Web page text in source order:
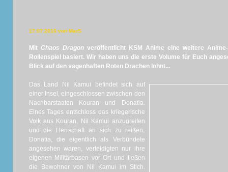
17.07.2016 von MarS
Mit Chaos Dragonveröffentlicht KSM Anime eine weitere
Rollenspiel basiert. Wir haben uns die erste Volume für Euch
Blick auf den sagenhaften Roten Drachen lohnt...
Das Land Nil Kamui befindet sich auf
einer Insel, eingeschlossen zwischen den
Nachbarstaaten Kouran und Donatia.
Eines Tages entschloss das kriegerische
Volk aus Kouran, Nil Kamui anzugreifen
und die Herrschaft an sich zu reißen.
Donatia, die eigentlich als Verbündete
angesehen waren, verteidigten nur ihre
eigenen Militärbasen vor Ort und ließen
die Bewohner von Nil Kamui im Stich.